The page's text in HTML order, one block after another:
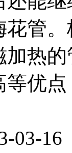
管
加热
优
03-